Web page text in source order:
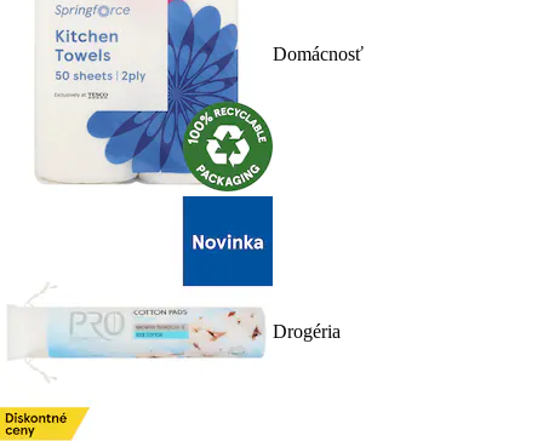
Domácnosť
Drogéria